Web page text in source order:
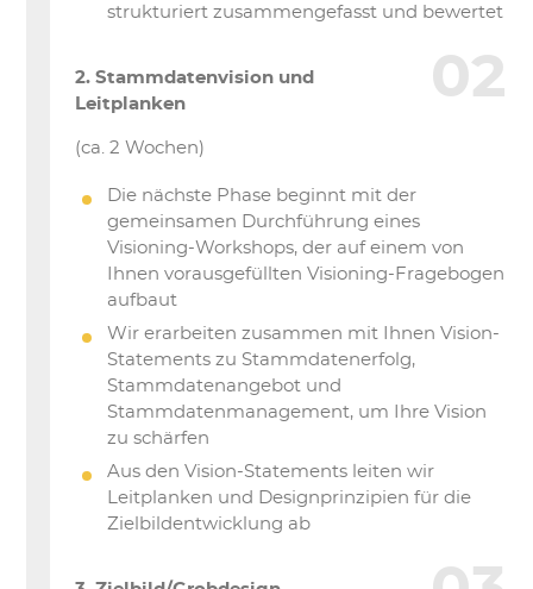
strukturiert zusammengefasst und bewertet
2. Stammdatenvision und
Leitplanken
(ca. 2 Wochen)
Die nächste Phase beginnt mit der
gemeinsamen Durchführung eines
Visioning-Workshops, der auf einem von
Ihnen vorausgefüllten Visioning-Fragebogen
aufbaut
Wir erarbeiten zusammen mit Ihnen Vision-
Statements zu Stammdatenerfolg,
Stammdatenangebot und
Stammdatenmanagement, um Ihre Vision
zu schärfen
Aus den Vision-Statements leiten wir
Leitplanken und Designprinzipien für die
Zielbildentwicklung ab